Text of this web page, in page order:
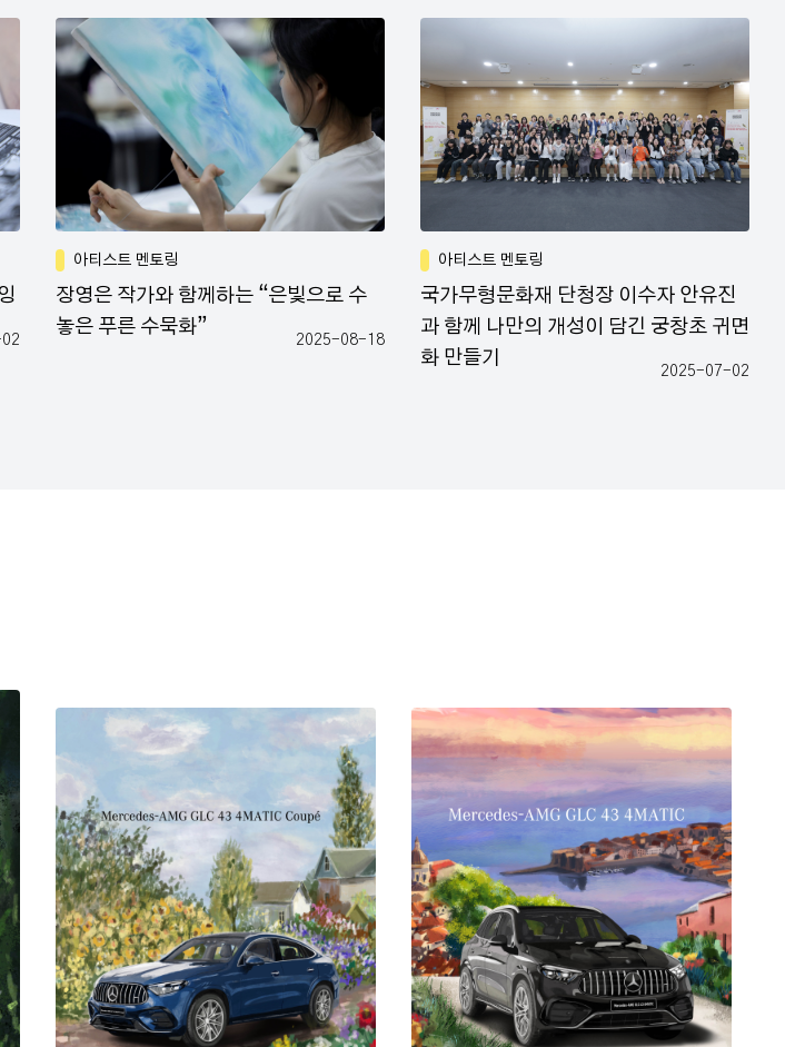
아티스트 멘토링
장영은 작가와 함께하는 “은빛으로 수
놓은 푸른 수묵화”
2025-08-18
아티스트 멘토링
국가무형문화재 단청장 이수자 안유진
과 함께 나만의 개성이 담긴 궁창초 귀면
화 만들기
2025-07-02